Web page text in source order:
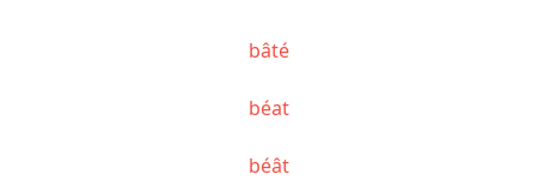
bâté
béat
béât